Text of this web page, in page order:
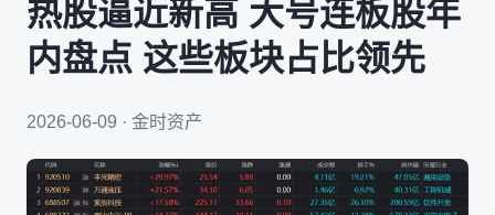
热股逼近新高 大号连板股年
内盘点 这些板块占比领先
2026-06-09 · 金时资产